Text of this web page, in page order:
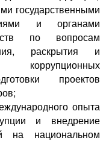
государственными
и органами
по вопросам
раскрытия и
проектов
опыта
и внедрение
на национальном